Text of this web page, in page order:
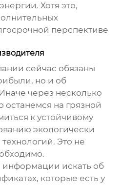
Хотя это,
перспективе
сейчас обязаны
но и об
через несколько
на грязной
к устойчивому
экологически
Это не
искать об
которые есть у